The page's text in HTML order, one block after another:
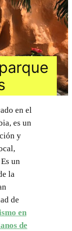
en el
es un
y
un
la
de
en
de